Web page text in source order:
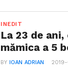
INEDIT
La 23 de
mămica a 5
BYIOAN ADRIAN 2019-